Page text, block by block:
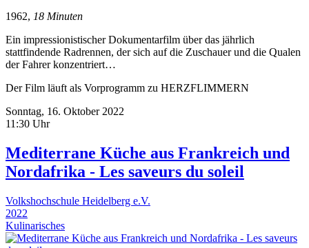
1962, 18 Minuten
Ein impressionistischer Dokumentarfilm über das jährlich
stattfindende Radrennen, der sich auf die Zuschauer und die Qualen
der Fahrer konzentriert…
Der Film läuft als Vorprogramm zu HERZFLIMMERN
Sonntag, 16. Oktober 2022
11:30 Uhr
Mediterrane Küche aus Frankreich und
Nordafrika - Les saveurs du soleil
Volkshochschule Heidelberg e.V.
2022
Kulinarisches